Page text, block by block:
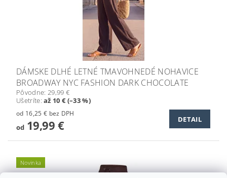
DÁMSKE DLHÉ LETNÉ TMAVOHNEDÉ NOHAVICE
BROADWAY NYC FASHION DARK CHOCOLATE
Pôvodne: 29,99 €
Ušetríte:až 10 € (–33 %)
od 16,25 € bez DPH
od19,99 € DETAIL
Novinka